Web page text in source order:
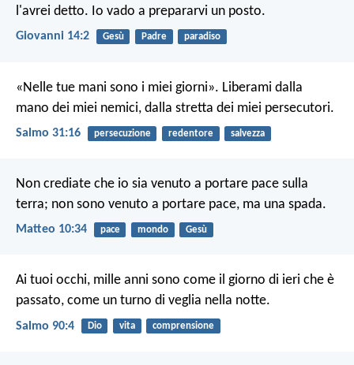
l'avrei detto. Io vado a prepararvi un posto.
Giovanni 14:2 Gesù Padre paradiso
«Nelle tue mani sono i miei giorni». Liberami dalla
mano dei miei nemici, dalla stretta dei miei persecutori.
Salmo 31:16 persecuzione redentore salvezza
Non crediate che io sia venuto a portare pace sulla
terra; non sono venuto a portare pace, ma una spada.
Matteo 10:34 pace mondo Gesù
Ai tuoi occhi, mille anni sono come il giorno di ieri che è
passato, come un turno di veglia nella notte.
Salmo 90:4 Dio vita comprensione